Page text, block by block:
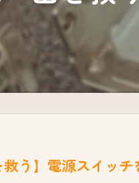
救う】電源スイッ